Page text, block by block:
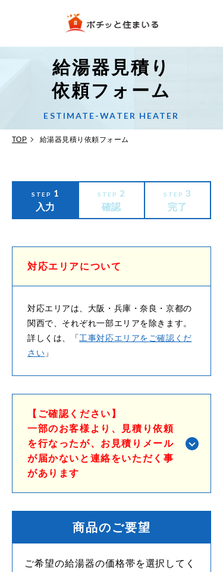
給湯器見積り
依頼フォーム
ESTIMATE-WATER HEATER
TOP 給湯器見積り依頼フォーム
STEP 1
入力
STEP 2
確認
STEP 3
完了
対応エリアについて
対応エリアは、大阪・兵庫・奈良・京都の
関西で、それぞれ一部エリアを除きます。
詳しくは、「工事対応エリアをご確認くだ
さい 」
【ご確認ください】
一部のお客様より、見積り依頼
を行なったが、お見積りメール
が届かないと連絡をいただく事
があります
商品のご要望
ご希望の給湯器の価格帯を選択してく